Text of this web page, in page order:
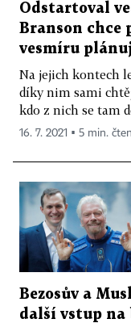
Odstartoval
Branson chce
vesmíru
Na jejich kontech
díky nim sami
kdo z nich se tam
16. 7. 2021 ▪ 5 min.
Bezosův a
další vstup